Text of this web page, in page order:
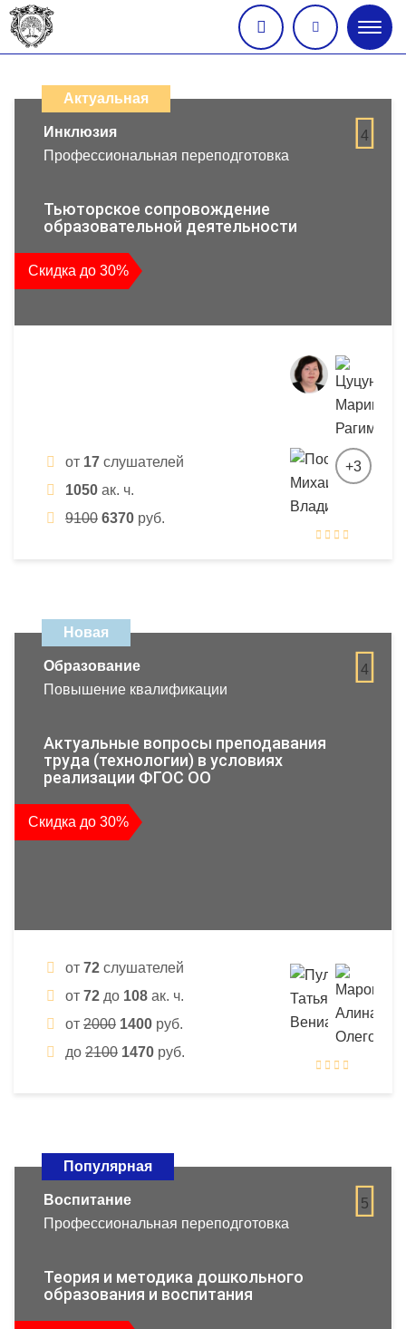
меню
дистанционных
образовательных
повышения
квалификации
и
профессиональной
Актуальная
4
Инклюзия
Профессиональная переподготовка
Тьюторское сопровождение
образовательной деятельности
Скидка до 30%
от 17 слушателей
1050 ак. ч.
9100 6370 руб.
+3
Новая
4
Образование
Повышение квалификации
Актуальные вопросы преподавания
труда (технологии) в условиях
реализации ФГОС ОО
Скидка до 30%
от 72 слушателей
от 72 до 108 ак. ч.
от 2000 1400 руб.
до 2100 1470 руб.
Популярная
5
Воспитание
Профессиональная переподготовка
Теория и методика дошкольного
образования и воспитания